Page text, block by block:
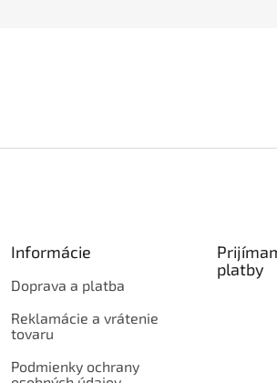
Informácie
Doprava a platba
Reklamácie a vrátenie
tovaru
Podmienky ochrany
platby